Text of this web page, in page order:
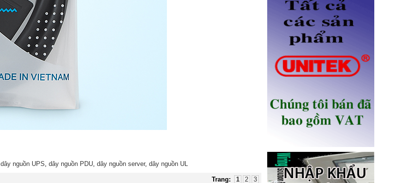
dây nguồn UPS, dây nguồn PDU, dây nguồn server, dây nguồn UL
Trang: 1 2 3
Ổ điện âm bàn Sinoamigo STS-
R90B-2 chính hãng
Ổ điện âm bàn đảo bếp có sạc